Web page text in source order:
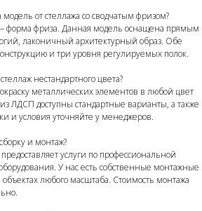
модель от стеллажа со сводчатым фризом?
форма фриза. Данная модель оснащена прямым
лаконичный архитектурный образ. Обе
и три уровня регулируемых полок.
нестандартного цвета?
металлических элементов в любой цвет
ЛДСП доступны стандартные варианты, а также
и условия уточняйте у менеджеров.
и монтаж?
услуги по профессиональной
У нас есть собственные монтажные
любого масштаба. Стоимость монтажа